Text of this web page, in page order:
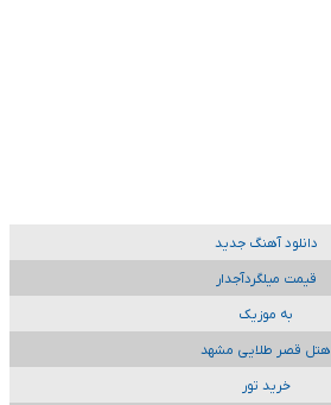
دانلود آهنگ جدید
قیمت میلگردآجدار
به موزیک
هتل قصر طلایی مشهد
خرید تور